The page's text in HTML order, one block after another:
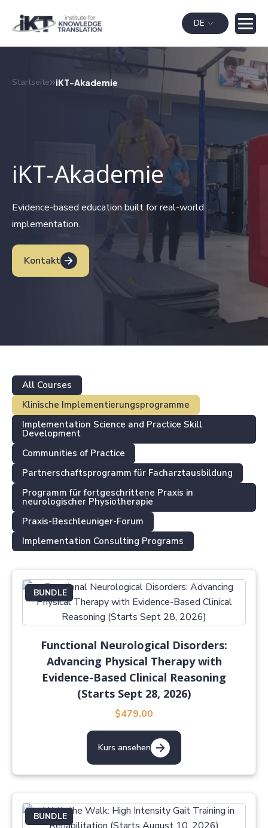
DE
Startseite iKT-Akademie
iKT-Akademie
Evidence-based education built for real-world
implementation.
Kontakt
All Courses
Klinische Implementierungsprogramme
Implementation Science and Practice Skill
Development
Communities of Practice
Partnerschaftsprogramm für Facharztausbildung
Programm für fortgeschrittene Praxis in
neurologischer Physiotherapie
Praxis-Beschleuniger-Forum
Implementation Consulting Programs
BUNDLE
Functional Neurological Disorders:
Advancing Physical Therapy with
Evidence-Based Clinical Reasoning
(Starts Sept 28, 2026)
$479.00
Kurs ansehen
BUNDLE